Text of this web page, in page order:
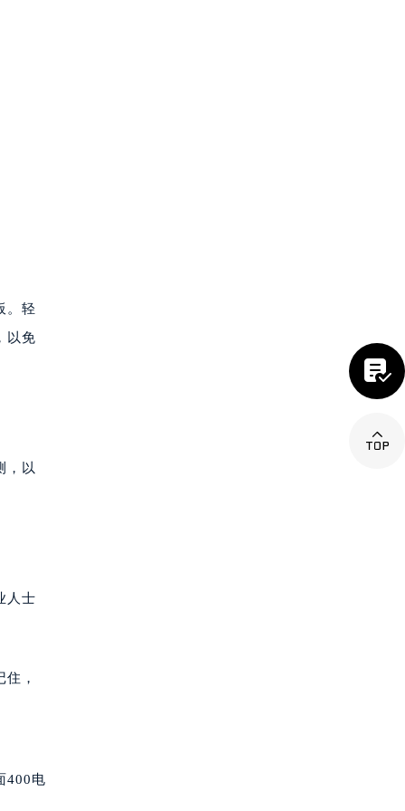
。轻
以免
，以
人士
，
400电

